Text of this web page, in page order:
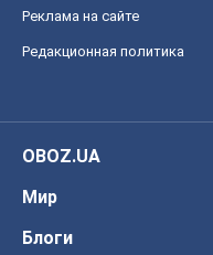
Реклама на сайте
Редакционная политика
OBOZ.UA
Мир
Блоги